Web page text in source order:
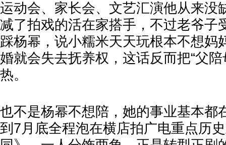
运动会、家长会、文艺汇演他从来没
减了拍戏的活在家搭手，不过老爷子
踩杨幂，说小糯米天天玩根本不想妈
婚就会失去抚养权，这话反而把“父
热。
也不是杨幂不想陪，她的事业基本都
到7月底全程泡在横店拍广电重点历